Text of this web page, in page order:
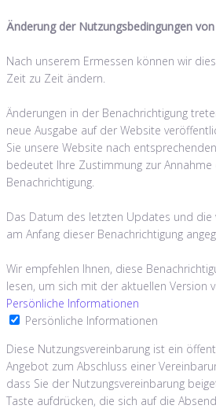
Änderung der Nutzungsbedingungen
Nach unserem Ermessen können wir
Zeit zu Zeit ändern.
Änderungen in der Benachrichtigung
neue Ausgabe auf der Website
Sie unsere Website nach
bedeutet Ihre Zustimmung zur
Benachrichtigung.
Das Datum des letzten Updates und die
am Anfang dieser Benachrichtigung
Wir empfehlen Ihnen, diese
lesen, um sich mit der aktuellen Version
Persönliche Informationen
Persönliche Informationen
Diese Nutzungsvereinbarung ist ein
Angebot zum Abschluss einer
dass Sie der Nutzungsvereinbarung
Taste aufdrücken, die sich auf die